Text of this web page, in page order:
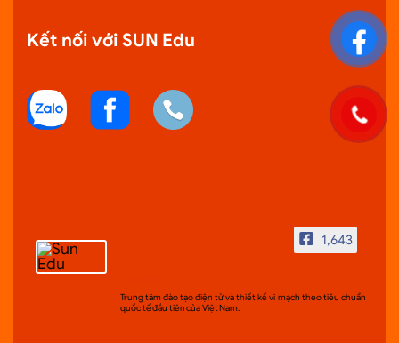
Kết nối với SUN Edu
1,643
Trung tâm đào tạo điện tử và thiết kế vi mạch theo tiêu chuẩn
quốc tế đầu tiên của Việt Nam.